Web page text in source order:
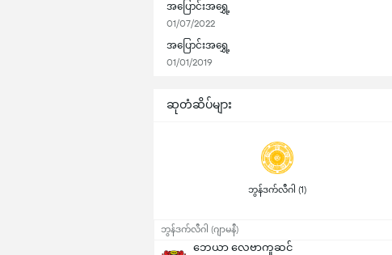
အပြောင်းအရွှေ့
01/07/2022
အပြောင်းအရွှေ့
01/01/2019
ဆုတံဆိပ်များ
ဘွန်ဒက်လီဂါ (1)
ဘွန်ဒက်လီဂါ (ဂျာမနီ)
ဘေယာ လေဗာကူဆင်